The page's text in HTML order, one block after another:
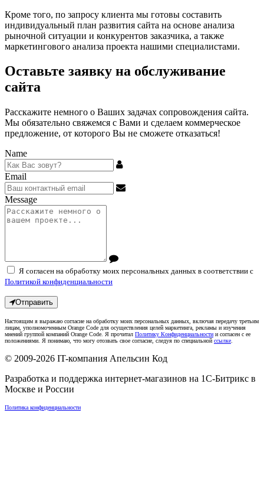
Кроме того, по запросу клиента мы готовы составить
индивидуальный план развития сайта на основе анализа
рыночной ситуации и конкурентов заказчика, а также
маркетингового анализа проекта нашими специалистами.
Оставьте заявку на обслуживание
сайта
Расскажите немного о Ваших задачах сопровождения сайта.
Мы обязательно свяжемся с Вами и сделаем коммерческое
предложение, от которого Вы не сможете отказаться!
Name
Email
Message
Я согласен на обработку моих персональных данных в соответствии с
Политикой конфиденциальности
Отправить
Настоящим я выражаю согласие на обработку моих персональных данных, включая передачу третьим
лицам, уполномоченным Orange Code для осуществления целей маркетинга, рекламы и изучения
мнений группой компаний Orange Code. Я прочитал Политику Конфиденциальности и согласен с ее
положениями. Я понимаю, что могу отозвать свое согласие, следуя по специальной ссылке.
© 2009-2026 IT-компания Апельсин Код
Разработка и поддержка интернет-магазинов на 1С-Битрикс в
Москве и России
Политика конфиденциальности